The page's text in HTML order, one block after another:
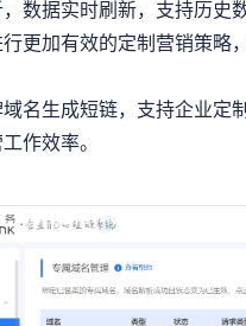
数据实时刷新，支持历史
更加有效的定制营销策略
名生成短链，支持企业定
作效率。